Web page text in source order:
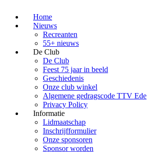
Home
Nieuws
Recreanten
55+ nieuws
De Club
De Club
Feest 75 jaar in beeld
Geschiedenis
Onze club winkel
Algemene gedragscode TTV Ede
Privacy Policy
Informatie
Lidmaatschap
Inschrijfformulier
Onze sponsoren
Sponsor worden